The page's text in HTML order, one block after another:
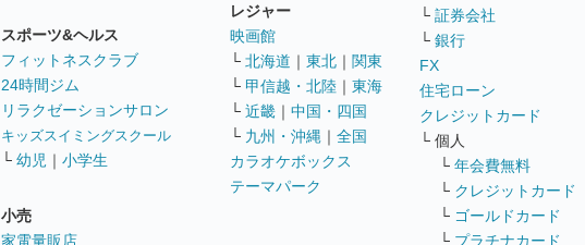
スポーツ&ヘルス
フィットネスクラブ
24時間ジム
リラクゼーションサロン
キッズスイミングスクール
└ 幼児 ｜ 小学生
小売
家電量販店
レジャー
映画館
└ 北海道 ｜ 東北 ｜ 関東
└ 甲信越・北陸 ｜ 東海
└ 近畿 ｜ 中国・四国
└ 九州・沖縄 ｜ 全国
カラオケボックス
テーマパーク
└ 証券会社
└ 銀行
FX
住宅ローン
クレジットカード
└ 個人
└ 年会費無料
└ クレジットカード
└ ゴールドカード
└ プラチナカード